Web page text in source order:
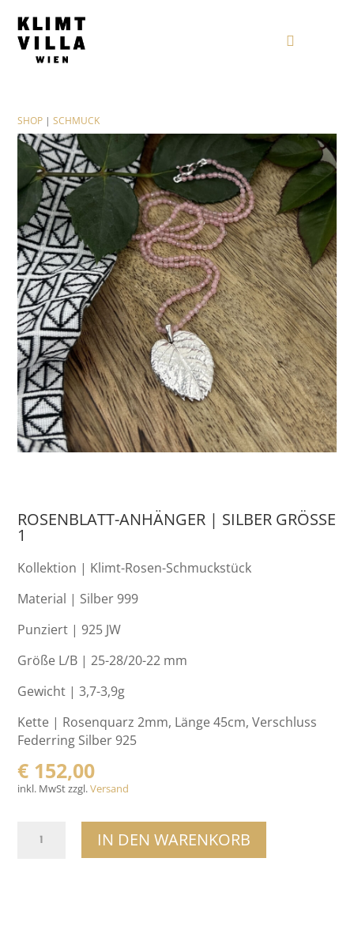
SHOP |SCHMUCK
ROSENBLATT-ANHÄNGER | SILBER GRÖSSE 1
Kollektion | Klimt-Rosen-Schmuckstück
Material | Silber 999
Punziert | 925 JW
Größe L/B | 25-28/20-22 mm
Gewicht | 3,7-3,9g
Kette | Rosenquarz 2mm, Länge 45cm, Verschluss
Federring Silber 925
€ 152,00
inkl. MwSt zzgl.Versand
IN DEN WARENKORB